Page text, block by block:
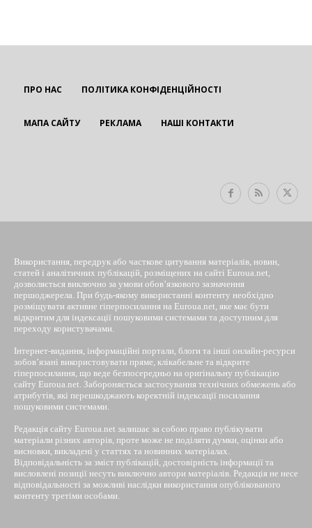
ПРО НАС ПОЛІТИКА КОНФІДЕНЦІЙНОСТІ
МАПА САЙТУ РЕКЛАМА НАШІ КОНТАКТИ
Використання, передрук або часткове цитування матеріалів, новин,
статей і аналітичних публікацій, розміщених на сайті Euroua.net,
дозволяється виключно за умови обов’язкового зазначення
першоджерела. При будь-якому використанні контенту необхідно
розміщувати активне гіперпосилання на Euroua.net, яке має бути
відкритим для індексації пошуковими системами та доступним для
переходу користувачами.
Інтернет-видання, інформаційні портали, блоги та інші онлайн-ресурси
зобов’язані використовувати пряме, клікабельне та відкрите
гіперпосилання, що веде безпосередньо на оригінальну публікацію
сайту Euroua.net. Забороняється застосування технічних обмежень або
атрибутів, які перешкоджають коректній індексації посилання
пошуковими системами.
Редакція сайту Euroua.net залишає за собою право публікувати
матеріали різних авторів, проте може не поділяти думки, оцінки або
висновки, викладені у статтях та новинних матеріалах.
Відповідальність за зміст публікацій, достовірність інформації та
висловлені позиції несуть виключно автори матеріалів. Редакція не несе
відповідальності за можливі наслідки використання опублікованого
контенту третіми особами.